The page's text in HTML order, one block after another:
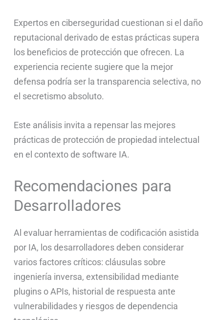
Expertos en ciberseguridad cuestionan si el daño
reputacional derivado de estas prácticas supera
los beneficios de protección que ofrecen. La
experiencia reciente sugiere que la mejor
defensa podría ser la transparencia selectiva, no
el secretismo absoluto.
Este análisis invita a repensar las mejores
prácticas de protección de propiedad intelectual
en el contexto de software IA.
Recomendaciones para
Desarrolladores
Al evaluar herramientas de codificación asistida
por IA, los desarrolladores deben considerar
varios factores críticos: cláusulas sobre
ingeniería inversa, extensibilidad mediante
plugins o APIs, historial de respuesta ante
vulnerabilidades y riesgos de dependencia